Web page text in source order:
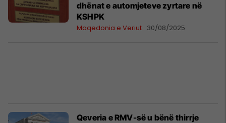
dhënat e automjeteve zyrtare në
KSHPK
Maqedonia e Veriut 30/08/2025
Qeveria e RMV-së u bënë thirrje